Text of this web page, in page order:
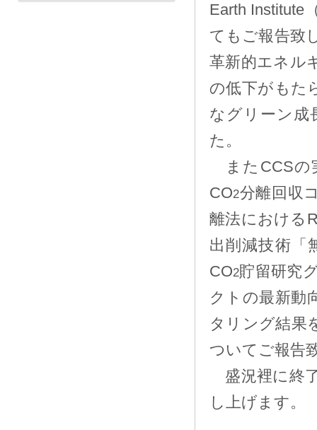
Earth Institute
てもご報告致
革新的エネル
の低下がもた
なグリーン成
た。
またCCSの
CO2分離回収
離法における
出削減技術「
CO2貯留研究
クトの最新動
タリング結果
ついてご報告
盛況裡に終
し上げます。